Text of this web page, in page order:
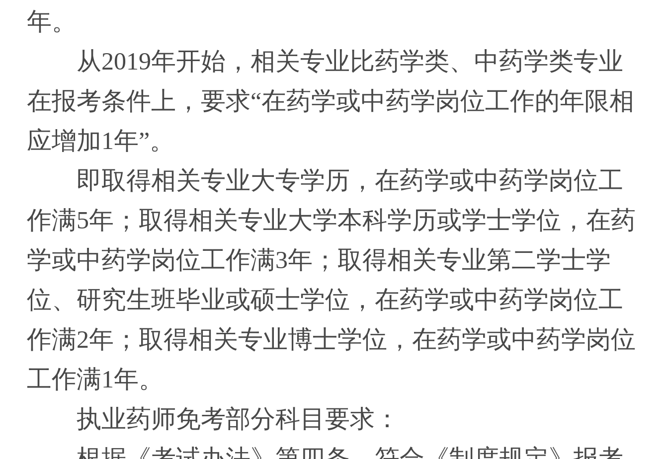
年。
从2019年开始，相关专业比药学类、中药学类专业
在报考条件上，要求“在药学或中药学岗位工作的年限相
应增加1年”。
即取得相关专业大专学历，在药学或中药学岗位工
作满5年；取得相关专业大学本科学历或学士学位，在药
学或中药学岗位工作满3年；取得相关专业第二学士学
位、研究生班毕业或硕士学位，在药学或中药学岗位工
作满2年；取得相关专业博士学位，在药学或中药学岗位
工作满1年。
执业药师免考部分科目要求：